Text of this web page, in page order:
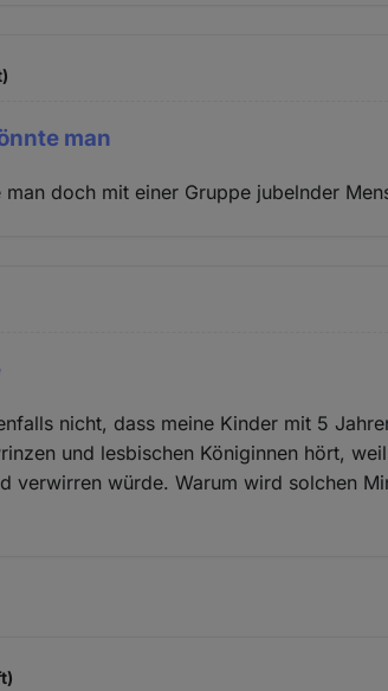
man
doch mit einer Gruppe jubelnder
nicht, dass meine Kinder mit 5
und lesbischen Königinnen hört,
verwirren würde. Warum wird solchen